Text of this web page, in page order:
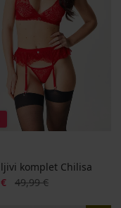
komplet Chilisa
Prvobitna cijena
49,99 €